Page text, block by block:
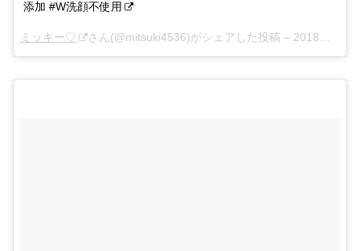
添加 #W洗顔不使用
ミッキー♡ さん(@mitsuki4536)がシェアした投稿 – 2018年 2月月19日午後1時06分PST